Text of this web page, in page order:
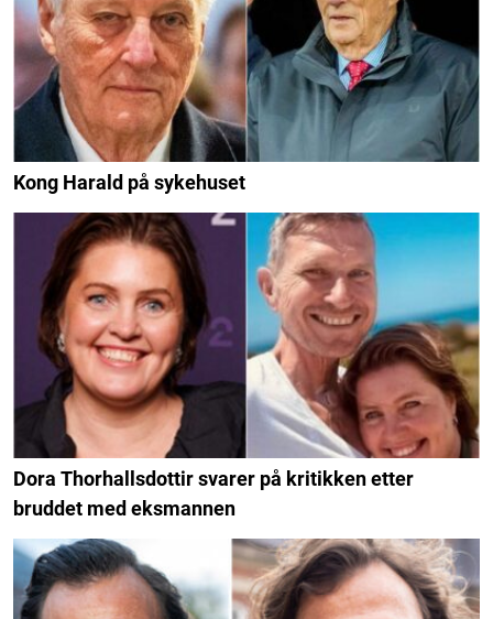
Kong Harald på sykehuset
Dora Thorhallsdottir svarer på kritikken etter
bruddet med eksmannen